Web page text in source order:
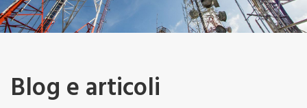
Blog e articoli